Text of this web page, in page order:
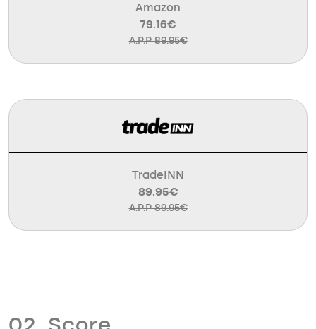
Amazon
79.16€
A.P.P 89.95€
TradeINN
89.95€
A.P.P 89.95€